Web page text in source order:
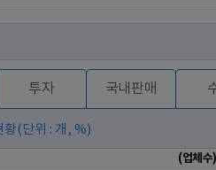
투자 국내판매
황(단위 : 개, %)
(업체수)